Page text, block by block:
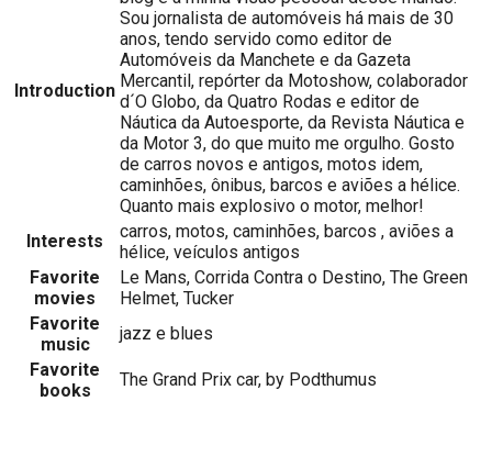
Introduction
Sou jornalista de automóveis há mais de 30
anos, tendo servido como editor de
Automóveis da Manchete e da Gazeta
Mercantil, repórter da Motoshow, colaborador
d´O Globo, da Quatro Rodas e editor de
Náutica da Autoesporte, da Revista Náutica e
da Motor 3, do que muito me orgulho. Gosto
de carros novos e antigos, motos idem,
caminhões, ônibus, barcos e aviões a hélice.
Quanto mais explosivo o motor, melhor!
Interests
carros, motos, caminhões, barcos , aviões a
hélice, veículos antigos
Favorite
movies
Le Mans, Corrida Contra o Destino, The Green
Helmet, Tucker
Favorite
music
jazz e blues
Favorite
books
The Grand Prix car, by Podthumus